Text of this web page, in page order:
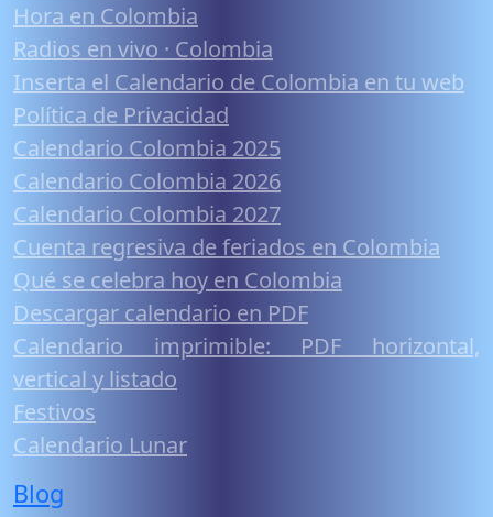
Hora en Colombia
Radios en vivo · Colombia
Inserta el Calendario de Colombia en tu web
Política de Privacidad
Calendario Colombia 2025
Calendario Colombia 2026
Calendario Colombia 2027
Cuenta regresiva de feriados en Colombia
Qué se celebra hoy en Colombia
Descargar calendario en PDF
Calendario imprimible: PDF horizontal,
vertical y listado
Festivos
Calendario Lunar
Blog